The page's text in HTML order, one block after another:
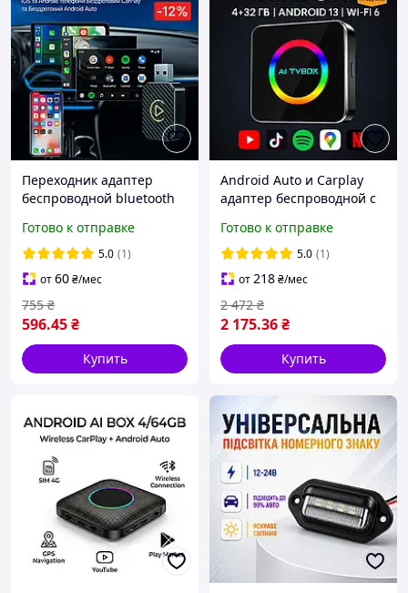
Переходник адаптер
беспроводной bluetooth
CarPlay/AndroidAuto
Готово к отправке
5.0 (1)
от60₴/мес
596.45₴
755 ₴
Купить
Android Auto и Carplay
адаптер беспроводной с
заводского CarPlay4/32Gb
5ГГц
Готово к отправке
5.0 (1)
от218₴/мес
2 175.36₴
2 472 ₴
Купить